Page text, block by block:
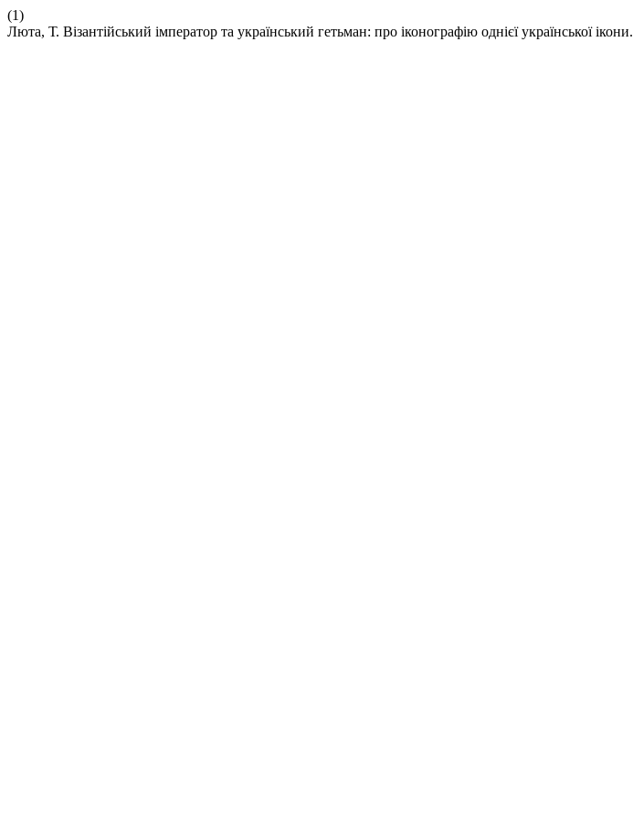
(1)
Люта, Т. Візантійський імператор та український гетьман: про іконографію однієї української ікони.